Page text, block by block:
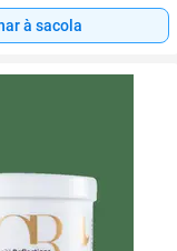
à sacola